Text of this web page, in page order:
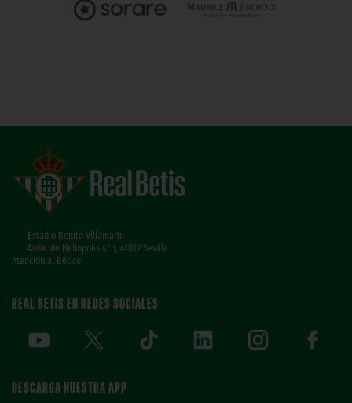
Estadio Benito Villamarín
Avda. de Heliópolis s/n, 41012 Sevilla
Atención al Bético
REAL BETIS EN REDES SOCIALES
DESCARGA NUESTRA APP